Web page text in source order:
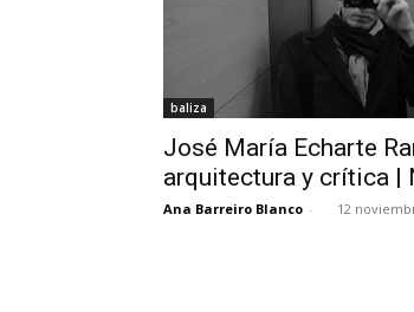
baliza
José María Echarte
arquitectura y crítica |
Ana Barreiro Blanco - 12